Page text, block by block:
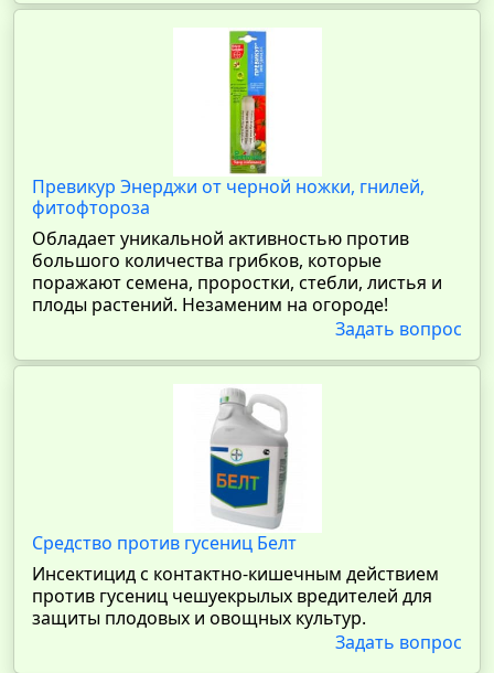
Превикур Энерджи от черной ножки, гнилей,
фитофтороза
Обладает уникальной активностью против
большого количества грибков, которые
поражают семена, проростки, стебли, листья и
плоды растений. Незаменим на огороде!
Задать вопрос
Средство против гусениц Белт
Инсектицид с контактно-кишечным действием
против гусениц чешуекрылых вредителей для
защиты плодовых и овощных культур.
Задать вопрос